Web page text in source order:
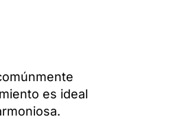
es ideal